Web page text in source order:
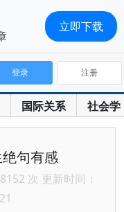
国际关系 社会学
登录 注册
句有感
次 更新时间：
立即下载